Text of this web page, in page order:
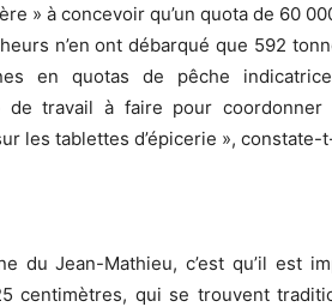
» à concevoir qu’un quota de 60
n’en ont débarqué que 592
en quotas de pêche
travail à faire pour coordonner
les tablettes d’épicerie », constate-
du Jean-Mathieu, c’est qu’il est
centimètres, qui se trouvent